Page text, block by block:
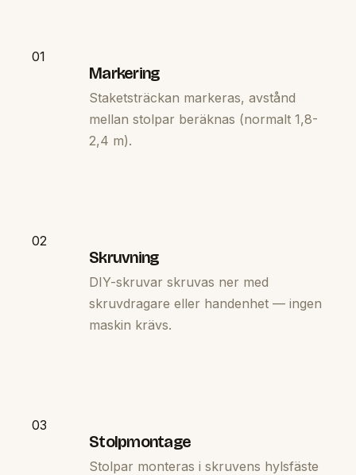
01
Markering
Staketsträckan markeras, avstånd
mellan stolpar beräknas (normalt 1,8-
2,4 m).
02
Skruvning
DIY-skruvar skruvas ner med
skruvdragare eller handenhet — ingen
maskin krävs.
03
Stolpmontage
Stolpar monteras i skruvens hylsfäste